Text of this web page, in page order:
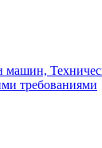
требованиями